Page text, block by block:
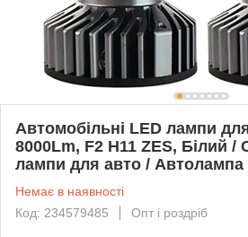
Автомобільні LED лампи
8000Lm, F2 H11 ZES, Білий /
лампи для авто / Автолампа
Немає в наявності
Код: 234579485
Опт і роздріб